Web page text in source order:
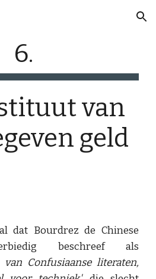
Skip to navigation
6.
van
geld
dat Bourdrez de Chinese
beschreef als
Confusiaanse literaten,